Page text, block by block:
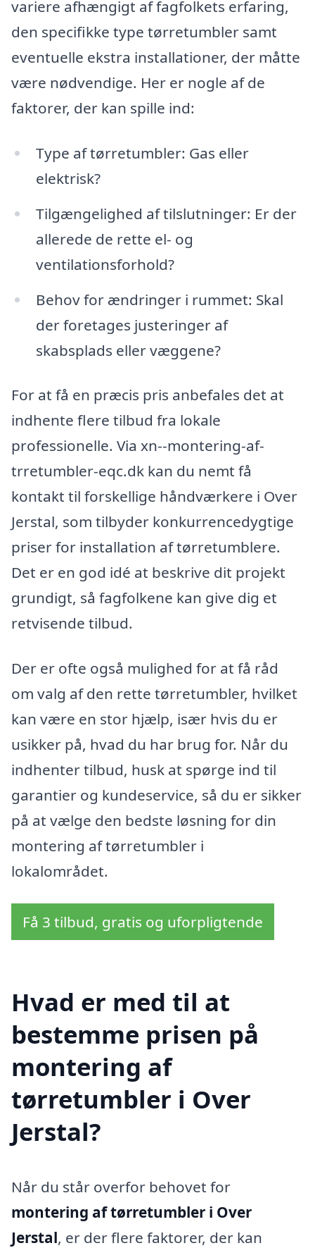
variere afhængigt af fagfolkets erfaring,
den specifikke type tørretumbler samt
eventuelle ekstra installationer, der måtte
være nødvendige. Her er nogle af de
faktorer, der kan spille ind:
Type af tørretumbler: Gas eller
elektrisk?
Tilgængelighed af tilslutninger: Er der
allerede de rette el- og
ventilationsforhold?
Behov for ændringer i rummet: Skal
der foretages justeringer af
skabsplads eller væggene?
For at få en præcis pris anbefales det at
indhente flere tilbud fra lokale
professionelle. Via xn--montering-af-
trretumbler-eqc.dk kan du nemt få
kontakt til forskellige håndværkere i Over
Jerstal, som tilbyder konkurrencedygtige
priser for installation af tørretumblere.
Det er en god idé at beskrive dit projekt
grundigt, så fagfolkene kan give dig et
retvisende tilbud.
Der er ofte også mulighed for at få råd
om valg af den rette tørretumbler, hvilket
kan være en stor hjælp, især hvis du er
usikker på, hvad du har brug for. Når du
indhenter tilbud, husk at spørge ind til
garantier og kundeservice, så du er sikker
på at vælge den bedste løsning for din
montering af tørretumbler i
lokalområdet.
Få 3 tilbud, gratis og uforpligtende
Hvad er med til at
bestemme prisen på
montering af
tørretumbler i Over
Jerstal?
Når du står overfor behovet for
montering af tørretumbler i Over
Jerstal, er der flere faktorer, der kan